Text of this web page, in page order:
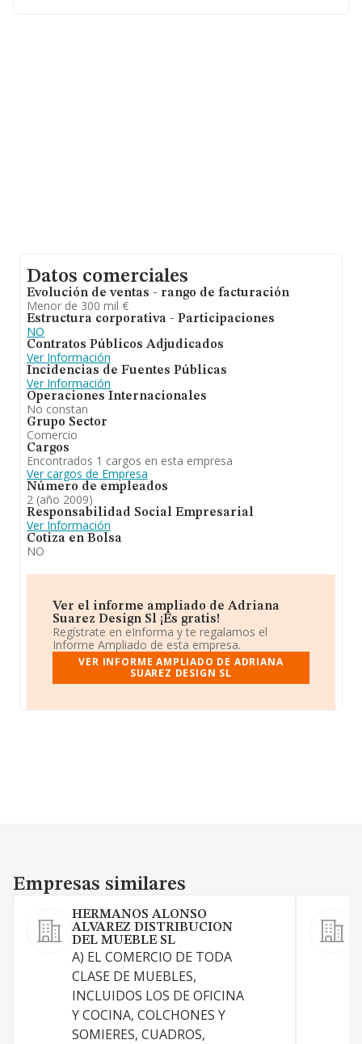
Datos comerciales
Evolución de ventas - rango de facturación
Menor de 300 mil €
Estructura corporativa - Participaciones
NO
Contratos Públicos Adjudicados
Ver Información
Incidencias de Fuentes Públicas
Ver Información
Operaciones Internacionales
No constan
Grupo Sector
Comercio
Cargos
Encontrados 1 cargos en esta empresa
Ver cargos de Empresa
Número de empleados
2 (año 2009)
Responsabilidad Social Empresarial
Ver Información
Cotiza en Bolsa
NO
Ver el informe ampliado de Adriana
Suarez Design Sl ¡Es gratis!
Regístrate en eInforma y te regalamos el
Informe Ampliado de esta empresa.
VER INFORME AMPLIADO DE ADRIANA
SUAREZ DESIGN SL
Empresas similares
Empresas similares
HERMANOS ALONSO
ALVAREZ DISTRIBUCION
DEL MUEBLE SL
A) EL COMERCIO DE TODA
CLASE DE MUEBLES,
INCLUIDOS LOS DE OFICINA
Y COCINA, COLCHONES Y
SOMIERES, CUADROS,